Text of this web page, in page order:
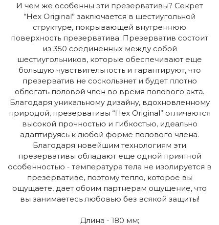
И чем же особенны эти презервативы? Секрет
“Hex Original” заключается в шестиугольной
структуре, покрывающей внутреннюю
поверхность презерватива. Презерватив состоит
из 350 соединенных между собой
шестиугольников, которые обеспечивают еще
большую чувствительность и гарантируют, что
презерватив не соскользнет и будет плотно
облегать половой член во время полового акта.
Благодаря уникальному дизайну, вдохновленному
природой, презервативы “Hex Original” отличаются
высокой прочностью и гибкостью, идеально
адаптируясь к любой форме полового члена.
Благодаря новейшим технологиям эти
презервативы обладают еще одной приятной
особенностью - температура тела не изолируется в
презервативе, поэтому тепло, которое вы
ощущаете, дает обоим партнерам ощущение, что
вы занимаетесь любовью без всякой защиты!
Длина - 180 мм;